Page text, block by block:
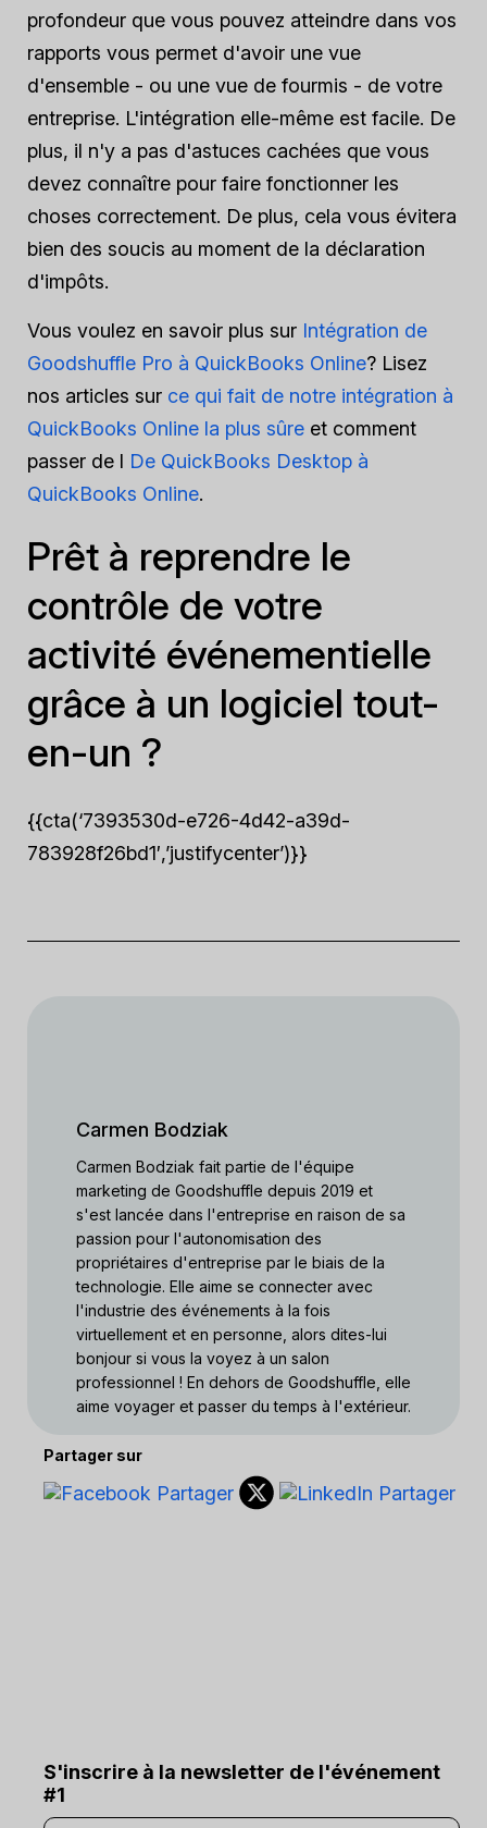
profondeur que vous pouvez atteindre dans vos
rapports vous permet d'avoir une vue
d'ensemble - ou une vue de fourmis - de votre
entreprise. L'intégration elle-même est facile. De
plus, il n'y a pas d'astuces cachées que vous
devez connaître pour faire fonctionner les
choses correctement. De plus, cela vous évitera
bien des soucis au moment de la déclaration
d'impôts.
Vous voulez en savoir plus sur Intégration de
Goodshuffle Pro à QuickBooks Online? Lisez
nos articles sur ce qui fait de notre intégration à
QuickBooks Online la plus sûre et comment
passer de l De QuickBooks Desktop à
QuickBooks Online.
Prêt à reprendre le
contrôle de votre
activité événementielle
grâce à un logiciel tout-
en-un ?
{{cta(‘7393530d-e726-4d42-a39d-
783928f26bd1′,’justifycenter’)}}
Carmen Bodziak
Carmen Bodziak fait partie de l'équipe
marketing de Goodshuffle depuis 2019 et
s'est lancée dans l'entreprise en raison de sa
passion pour l'autonomisation des
propriétaires d'entreprise par le biais de la
technologie. Elle aime se connecter avec
l'industrie des événements à la fois
virtuellement et en personne, alors dites-lui
bonjour si vous la voyez à un salon
professionnel ! En dehors de Goodshuffle, elle
aime voyager et passer du temps à l'extérieur.
Partager sur
S'inscrire à la newsletter de l'événement
#1